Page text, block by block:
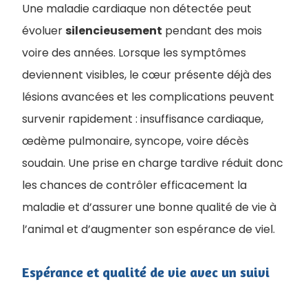
Une maladie cardiaque non détectée peut
évoluersilencieusement pendant des mois
voire des années. Lorsque les symptômes
deviennent visibles, le cœur présente déjà des
lésions avancées et les complications peuvent
survenir rapidement : insuffisance cardiaque,
œdème pulmonaire, syncope, voire décès
soudain. Une prise en charge tardive réduit donc
les chances de contrôler efficacement la
maladie et d’assurer une bonne qualité de vie à
l’animal et d’augmenter son espérance de viel.
Espérance et qualité de vie avec un suivi